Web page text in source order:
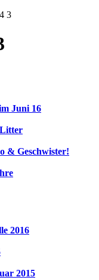
3
Juni 16
& Geschwister!
2016
2015